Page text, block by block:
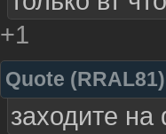
+1
Quote (RRAL81)
заходите